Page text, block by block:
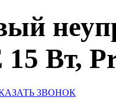
Вт,
ЗВОНОК